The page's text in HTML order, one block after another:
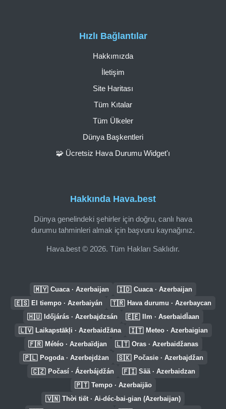
Hakkında Hava.best
Dünya genelindeki şehirler için doğru, canlı hava
durumu tahminleri almak için başvuru kaynağınız.
Hava.best © 2026. Tüm Hakları Saklıdır.
Hızlı Bağlantılar
Hakkımızda
İletişim
Site Haritası
Tüm Kıtalar
Tüm Ülkeler
Dünya Başkentleri
🧩 Ücretsiz Hava Durumu Widget'ı
🇲🇾 Cuaca · Azerbaijan 🇮🇩 Cuaca · Azerbaijan
🇪🇸 El tiempo · Azerbaiyán 🇹🇷 Hava durumu · Azerbaycan
🇭🇺 Időjárás · Azerbajdzsán 🇪🇪 Ilm · AserbaidĪaan
🇱🇻 Laikapstākļi · Azerbaidžāna 🇮🇹 Meteo · Azerbaigian
🇫🇷 Météo · Azerbaïdjan 🇱🇹 Oras · Azerbaidžanas
🇵🇱 Pogoda · Azerbejdżan 🇸🇰 Počasie · Azerbajdžan
🇨🇿 Počasí · Ázerbájdžán 🇫🇮 Sää · Azerbaidzan
🇵🇹 Tempo · Azerbaijão
🇻🇳 Thời tiết · Ai-déc-bai-gian (Azerbaijan)